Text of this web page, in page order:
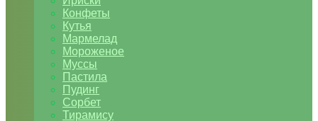
Конфеты
Кутья
Мармелад
Мороженое
Муссы
Пастила
Пудинг
Сорбет
Тирамису